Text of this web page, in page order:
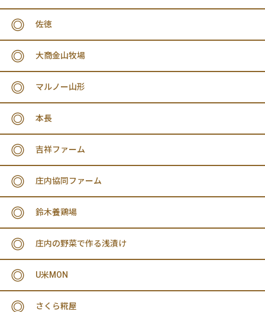
佐徳
大商金山牧場
マルノー山形
本長
吉祥ファーム
庄内協同ファーム
鈴木養鶏場
庄内の野菜で作る浅漬け
U米MON
さくら糀屋